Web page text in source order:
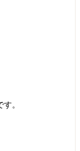
。